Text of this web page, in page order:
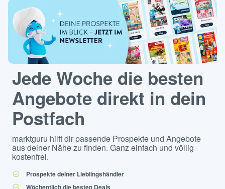
Jede Woche die besten
Angebote direkt in dein
Postfach
marktguru hilft dir passende Prospekte und Angebote
aus deiner Nähe zu finden. Ganz einfach und völlig
kostenfrei.
Prospekte deiner Lieblingshändler
Wöchentlich die besten Deals